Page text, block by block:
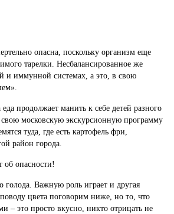
опасна, поскольку организм еще
тарелки. Несбалансированное же
и иммунной системах, а это, в свою
продолжает манить к себе детей разного
московскую экскурсионную программу
туда, где есть картофель фри,
район города.
об опасности!
голода. Важную роль играет и другая
цвета поговорим ниже, но то, что
– это просто вкусно, никто отрицать не